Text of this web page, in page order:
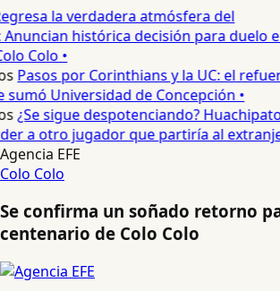
la verdadera atmósfera del
histórica decisión para duelo
Colo •
Pasos por Corinthians y la UC: el
Universidad de Concepción •
¿Se sigue despotenciando?
a otro jugador que partiría al
Agencia EFE
Colo Colo
Se confirma un soñado retorno
centenario de Colo Colo